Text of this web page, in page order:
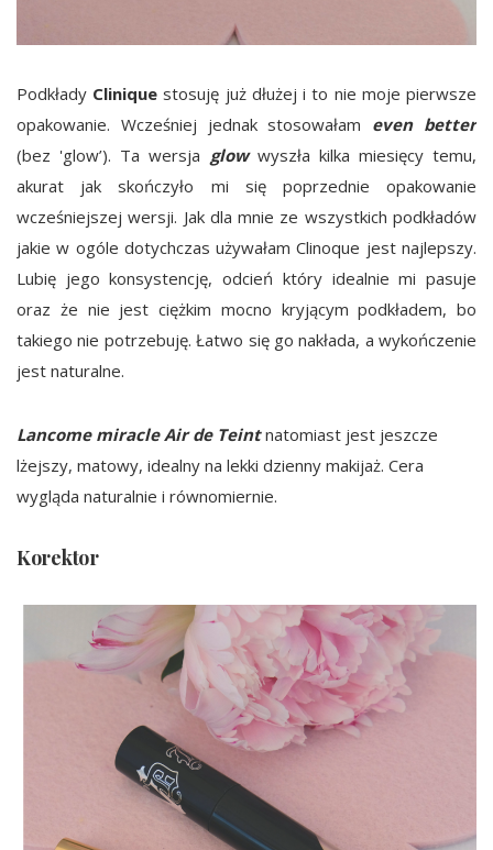
Podkłady Clinique stosuję już dłużej i to nie moje pierwsze
opakowanie. Wcześniej jednak stosowałam even better
(bez 'glow’). Ta wersja glowwyszła kilka miesięcy temu,
akurat jak skończyło mi się poprzednie opakowanie
wcześniejszej wersji. Jak dla mnie ze wszystkich podkładów
jakie w ogóle dotychczas używałam Clinoque jest najlepszy.
Lubię jego konsystencję, odcień który idealnie mi pasuje
oraz że nie jest ciężkim mocno kryjącym podkładem, bo
takiego nie potrzebuję. Łatwo się go nakłada, a wykończenie
jest naturalne.
Lancome miracle Air de Teint natomiast jest jeszcze
lżejszy, matowy, idealny na lekki dzienny makijaż. Cera
wygląda naturalnie i równomiernie.
Korektor